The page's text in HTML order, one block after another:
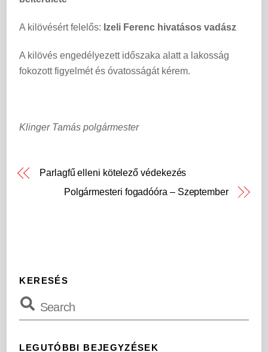
A kilövésért felelős: Izeli Ferenc hivatásos vadász
A kilövés engedélyezett időszaka alatt a lakosság
fokozott figyelmét és óvatosságát kérem.
Klinger Tamás polgármester
Parlagfű elleni kötelező védekezés
Polgármesteri fogadóóra – Szeptember
KERESÉS
LEGUTÓBBI BEJEGYZÉSEK